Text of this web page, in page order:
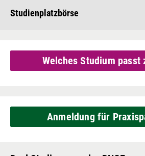
Studienplatzbörse
Welches Studium passt
Anmeldung für